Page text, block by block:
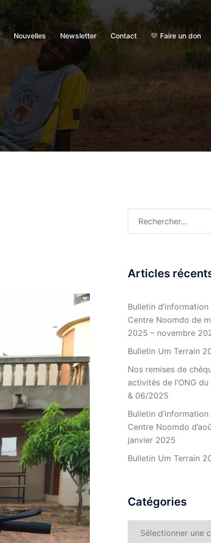
Nouvelles Newsletter Contact 💛 Faire un don
Articles
Bulletin d’information
Centre Noomdo de
2025 – novembre
Bulletin Um Terrain
Nos remises de
activités de l’ONG
& 06/2025
Bulletin d’information
Centre Noomdo
janvier 2025
Bulletin Um Terrain
Catégories